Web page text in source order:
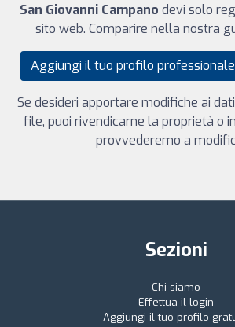
San Giovanni Campano devi solo
sito web. Comparire nella nostra
Aggiungi il tuo profilo
Se desideri apportare modifiche ai
file, puoi rivendicarne la proprietà o
provvederemo a
Sezioni
Chi siamo
Effettua il login
Aggiungi il tuo profilo